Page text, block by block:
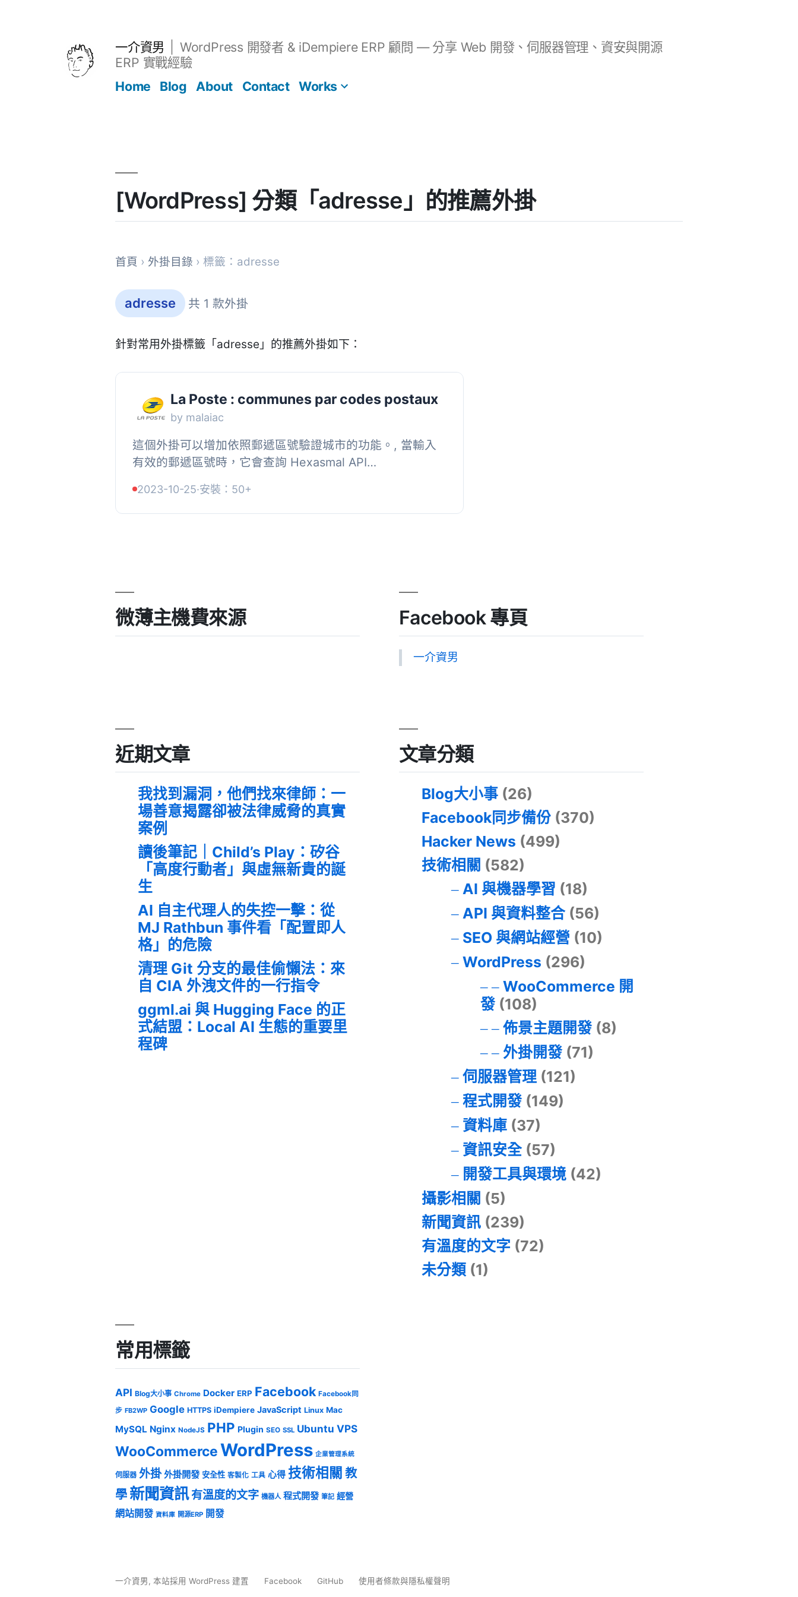
一介資男
WordPress 開發者 & iDempiere ERP 顧問 — 分享 Web 開發、伺服器管理、資安與開源
ERP 實戰經驗
Home
Blog About Contact Works
[WordPress] 分類「adresse」的推薦外掛
首頁 › 外掛目錄 › 標籤：adresse
adresse 共 1 款外掛
針對常用外掛標籤「adresse」的推薦外掛如下：
La Poste : communes par codes postaux
by malaiac
這個外掛可以增加依照郵遞區號驗證城市的功能。, 當輸入
有效的郵遞區號時，它會查詢 Hexasmal API
2023-10-25·安裝：50+
微薄主機費來源 Facebook 專頁
一介資男
近期文章
我找到漏洞，他們找來律師：一
場善意揭露卻被法律威脅的真實
案例
讀後筆記｜Child’s Play：矽谷
「高度行動者」與虛無新貴的誕
生
AI 自主代理人的失控一擊：從
MJ Rathbun 事件看「配置即人
格」的危險
清理 Git 分支的最佳偷懶法：來
自 CIA 外洩文件的一行指令
ggml.ai 與 Hugging Face 的正
式結盟：Local AI 生態的重要里
程碑
文章分類
Blog大小事 (26)
Facebook同步備份 (370)
Hacker News (499)
技術相關 (582)
AI 與機器學習 (18)
API 與資料整合(56)
SEO 與網站經營 (10)
WordPress (296)
WooCommerce 開
發(108)
佈景主題開發(8)
外掛開發(71)
伺服器管理(121)
程式開發(149)
資料庫(37)
資訊安全(57)
開發工具與環境(42)
攝影相關 (5)
新聞資訊 (239)
有溫度的文字 (72)
未分類 (1)
常用標籤
API Blog大小事 Chrome Docker ERP Facebook Facebook同
步 FB2WP Google HTTPS iDempiere JavaScript Linux Mac
MySQL Nginx NodeJS PHP Plugin SEO SSL Ubuntu VPS
WooCommerceWordPress 企業管理系統
伺服器 外掛 外掛開發 安全性 客製化 工具 心得 技術相關 教
學 新聞資訊有溫度的文字 機器人 程式開發 筆記 經營
網站開發 資料庫 開源ERP 開發
一介資男,本站採用 WordPress 建置 Facebook GitHub 使用者條款與隱私權聲明